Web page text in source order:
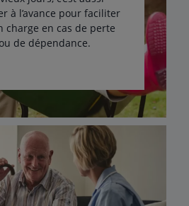
à l’avance pour faciliter
charge en cas de perte
de dépendance.